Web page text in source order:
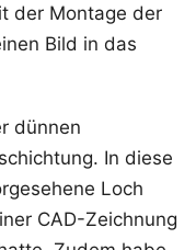
der Montage der
Bild in das
dünnen
In diese
Loch
CAD-Zeichnung